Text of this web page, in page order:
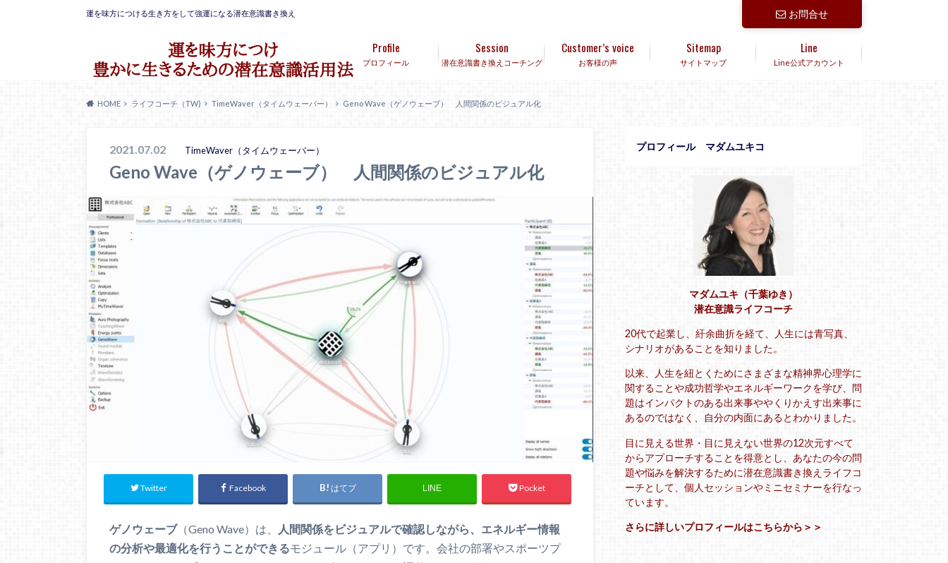
運を味方につける生き方をして強運になる潜在意識書き換え お問合せ
プロフィール
Profile
潜在意識書き換えコーチング
Session
お客様の声
Customer’s voice
サイトマップ
Sitemap
Line公式アカウント
Line
HOME ライフコーチ（TW) TimeWaver（タイムウェーバー） Geno Wave（ゲノウェーブ） 人間関係のビジュアル化
2021.07.02 TimeWaver（タイムウェーバー）
Geno Wave（ゲノウェーブ） 人間関係のビジュアル化
Twitter Facebook はてブ LINE Pocket
ゲノウェーブ（Geno Wave）は、
人間関係をビジュアルで確認しながら、エネルギー情報
の分析や最適化を行うことができるモジュール（アプリ）です。会社の部署やスポーツプ
プロフィール マダムユキコ
マダムユキ（千葉ゆき）
潜在意識ライフコーチ
20代で起業し、紆余曲折を経て、人生には青写真、
シナリオがあることを知りました。
以来、人生を紐とくためにさまざまな精神界心理学に
関することや成功哲学やエネルギーワークを学び、問
題はインパクトのある出来事ややくりかえす出来事に
あるのではなく、自分の内面にあるとわかりました。
目に見える世界・目に見えない世界の12次元すべて
からアプローチすることを得意とし、あなたの今の問
題や悩みを解決するために潜在意識書き換えライフコ
ーチとして、個人セッションやミニセミナーを行なっ
ています。
さらに詳しいプロフィールはこちらから＞＞